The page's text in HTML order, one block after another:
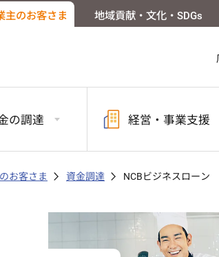
主のお客さま 地域貢献・文化・SDGs
の調達 経営・事業支援
お客さま 資金調達 NCBビジネスローン